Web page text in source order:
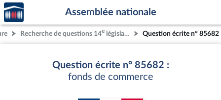
Aller au contenu
Aller en bas de la page
Accèder
à la
page
d'accueil
Assemblée nationale
Recherche de questions 14e législature Question écrite n° 85682
Question écrite n° 85682 :
fonds de commerce